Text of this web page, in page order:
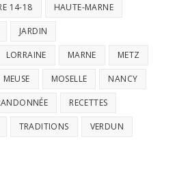
14-18 HAUTE-MARNE
JARDIN
LORRAINE MARNE METZ
MEUSE MOSELLE NANCY
RECETTES
TRADITIONS VERDUN